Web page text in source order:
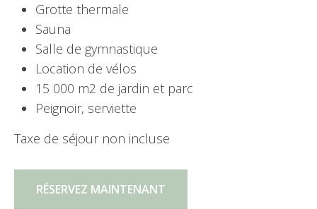
Grotte thermale
Sauna
Salle de gymnastique
Location de vélos
15 000 m2 de jardin et parc
Peignoir, serviette
Taxe de séjour non incluse
RÉSERVEZ MAINTENANT